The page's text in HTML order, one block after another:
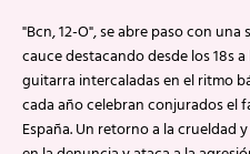
"Bcn, 12-O", se abre paso con
cauce destacando desde los 18s
guitarra intercaladas en el ritmo
cada año celebran conjurados el
España. Un retorno a la crueldad